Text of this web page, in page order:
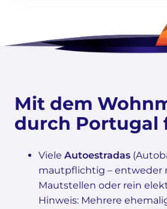
Mit dem
durch Portugal
Viele Autoestradas
mautpflichtig – entweder
Mautstellen oder rein
Hinweis: Mehrere